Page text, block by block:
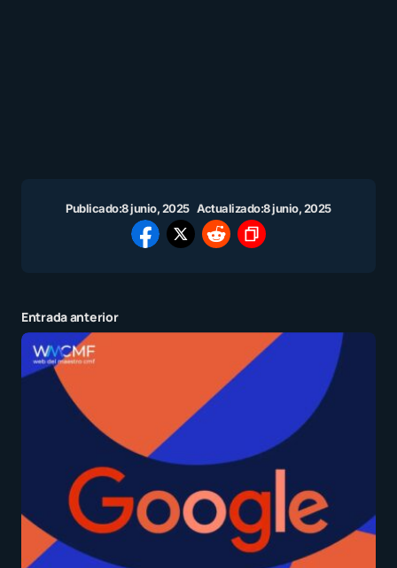
Publicado:8 junio, 2025 Actualizado:8 junio, 2025
Entrada anterior